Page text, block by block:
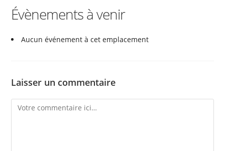
Évènements à venir
Aucun événement à cet emplacement
Laisser un commentaire